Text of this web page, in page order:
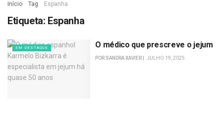
Início Tag Espanha
Etiqueta: Espanha
EM DESTAQUE O médico que prescreve o jejum
POR SANDRA XAVIER JULHO 19, 2025